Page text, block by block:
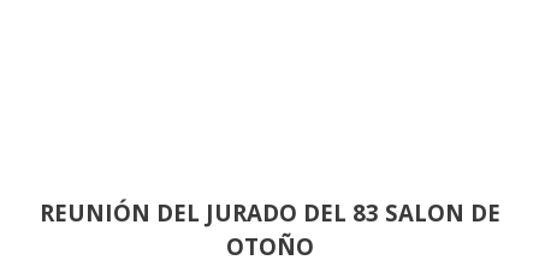
REUNIÓN DEL JURADO DEL 83 SALON DE
OTOÑO